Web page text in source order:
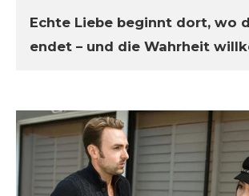
Echte Liebe beginnt dort, wo
endet – und die Wahrheit